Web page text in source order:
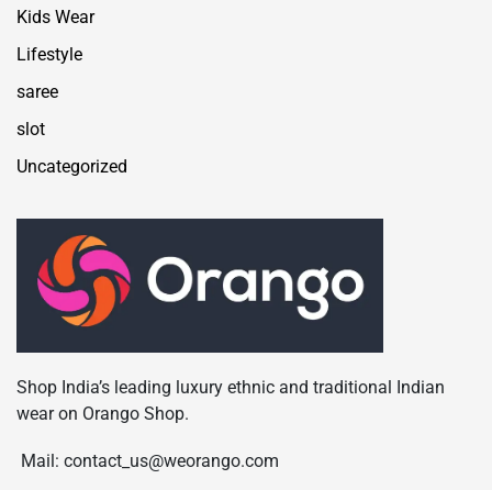
Kids Wear
Lifestyle
saree
slot
Uncategorized
Shop India’s leading luxury ethnic and traditional Indian
wear on Orango Shop.
Mail: contact_us@weorango.com